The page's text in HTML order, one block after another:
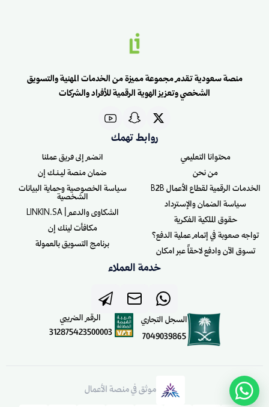
منصة سعودية تقدم مجموعة مميزة من الخدمات المهنية والتسويق
الشخصي وتعزيز الهوية الرقمية للأفراد والشركات
روابط تهمك
محتوانا التعليمي
من نحن
الخدمات الرقمية لقطاع الأعمال B2B
سياسة الضمان والإسترداد
حقوق الملكية الفكرية
تواجه صعوبة في إتمام عملية الدفع؟
تسوق الآن وادفع لاحقاً عبر امكان
انضم إلى فريق عملنا
ضمان منصة ليـنـك إن
سياسة الخصوصية وحماية البيانات
الشخصية
الشكاوى والدعم | LINKIN.SA
مكافأت لينك إن
برنامج التسويق بالعمولة
خدمة العملاء
السجل التجاري
7049039865
الرقم الضريبي
312875423500003
موثق في منصة الأعمال